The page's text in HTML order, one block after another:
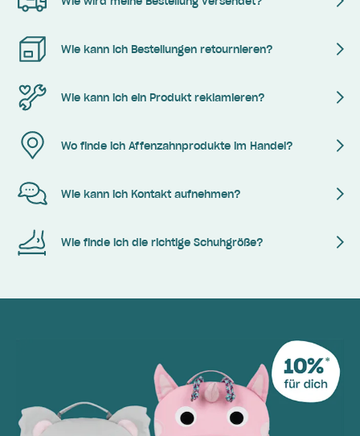
Wie kann ich Bestellungen retournieren?
Wie kann ich ein Produkt reklamieren?
Wo finde ich Affenzahnprodukte im Handel?
Wie kann ich Kontakt aufnehmen?
Wie finde ich die richtige Schuhgröße?